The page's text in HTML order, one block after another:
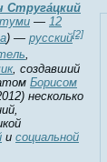
Струга́цкий
— 12
) — русский[2]
,
, создавший
Борисом
несколько
и социальной